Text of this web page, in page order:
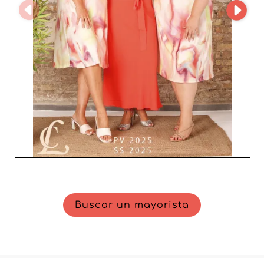
directo a innovaciones de moda que siguen las últimas
evoluciones de la industria. Para los profesionales que
buscan un socio de confianza que comprenda la
dinámica del mercado y las expectativas de los
consumidores, FIERRO SPORT, S.A. es una elección
estratégica imprescindible. Asegure su éxito comercial
alineándose con un mayorista que sitúa la calidad y el
servicio al cliente en el centro de sus prioridades.
Buscar un mayorista